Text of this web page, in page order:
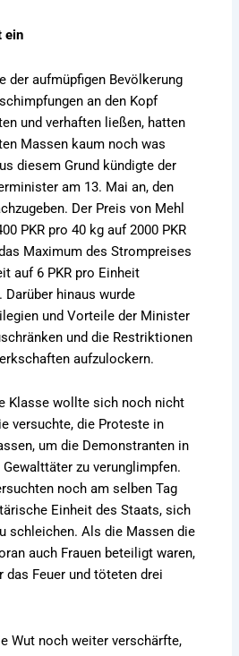
ein
der aufmüpfigen Bevölkerung
an den Kopf
und verhaften ließen, hatten
Massen kaum noch was
diesem Grund kündigte der
am 13. Mai an, den
Der Preis von Mehl
PKR pro 40 kg auf 2000 PKR
Maximum des Strompreises
auf 6 PKR pro Einheit
Darüber hinaus wurde
und Vorteile der Minister
und die Restriktionen
aufzulockern.
Klasse wollte sich noch nicht
versuchte, die Proteste in
um die Demonstranten in
zu verunglimpfen.
noch am selben Tag
Einheit des Staats, sich
schleichen. Als die Massen die
auch Frauen beteiligt waren,
das Feuer und töteten drei
Wut noch weiter verschärfte,